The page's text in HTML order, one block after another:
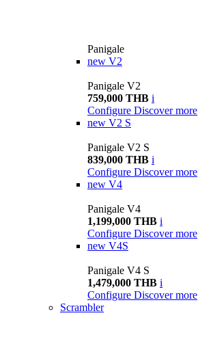
Panigale
new V2
Panigale V2
759,000 THB i
Configure Discover more
new V2 S
Panigale V2 S
839,000 THB i
Configure Discover more
new V4
Panigale V4
1,199,000 THB i
Configure Discover more
new V4S
Panigale V4 S
1,479,000 THB i
Configure Discover more
Scrambler